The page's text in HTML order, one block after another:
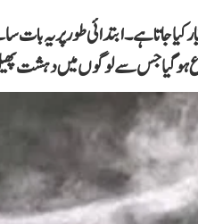
جاتا ہے۔ ابتدائی طور پر یہ
ہوگیا جس سے لوگوں میں دہشت